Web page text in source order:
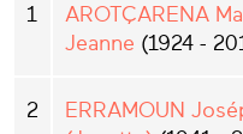
1
AROTÇARENA
Jeanne (1924 -
2
ERRAMOUN